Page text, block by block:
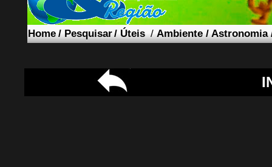
Home/Pesquisar/Úteis/Ambiente /Astronomia